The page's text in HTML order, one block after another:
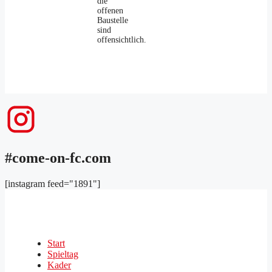
offenen
Baustelle
sind
offensichtlich.
#come-on-fc.com
[instagram feed="1891"]
Start
Spieltag
Kader